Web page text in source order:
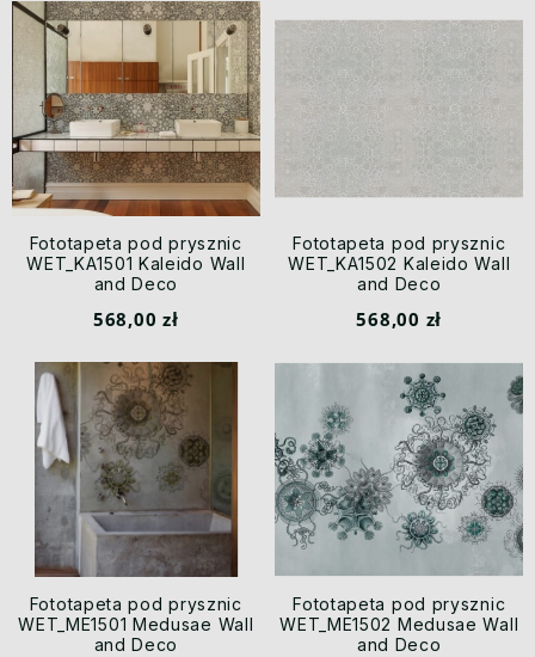
Fototapeta pod prysznic
WET_KA1501 Kaleido Wall
and Deco
568,00 zł
Fototapeta pod prysznic
WET_KA1502 Kaleido Wall
and Deco
568,00 zł
Fototapeta pod prysznic
WET_ME1501 Medusae Wall
and Deco
Fototapeta pod prysznic
WET_ME1502 Medusae Wall
and Deco